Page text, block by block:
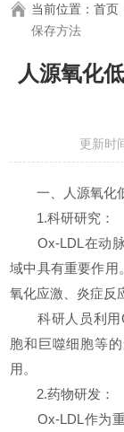
当前位置：首页
保存方法
人源氧化
更新时
一、人源氧化低
1.科研研究：
Ox-LDL在动脉
域中具有重要作用
氧化应激、炎症反
科研人员利用
胞和巨噬细胞等
用。
2.药物研发：
Ox-LDL作为重